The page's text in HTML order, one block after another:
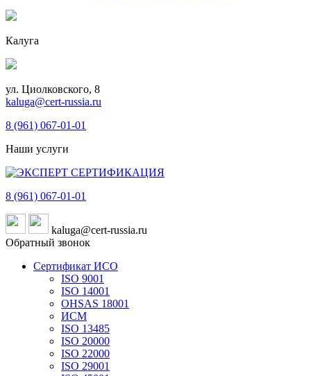
Калуга
ул. Циолковского, 8
kaluga@cert-russia.ru
8 (961) 067-01-01
Наши услуги
8 (961) 067-01-01
kaluga@cert-russia.ru
Обратный звонок
Сертификат ИСО
ISO 9001
ISO 14001
OHSAS 18001
ИСМ
ISO 13485
ISO 20000
ISO 22000
ISO 29001